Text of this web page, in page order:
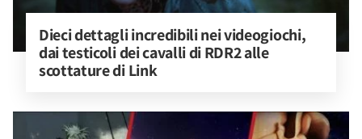
Dieci dettagli incredibili nei videogiochi,
dai testicoli dei cavalli di RDR2 alle
scottature di Link